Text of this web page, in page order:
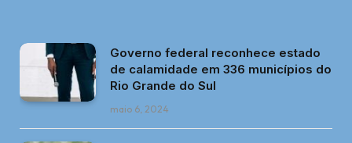
Governo federal reconhece estado
de calamidade em 336 municípios do
Rio Grande do Sul
maio 6, 2024